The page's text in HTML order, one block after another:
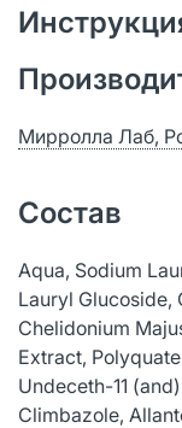
Мирролла Лаб,
Состав
Aqua, Sodium
Lauryl Glucoside,
Chelidonium
Extract,
Undeceth-11
Сlimbazole,